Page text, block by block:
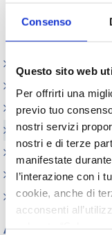
Consenso
Questo sito web
Per offrirti una
previo tuo
nostri servizi
nostri e di terze
manifestate
l’interazione con i
cookie, anche di
acconsenti
Contesto
Scenari
Precedenti
Indagini tematiche
Archivio